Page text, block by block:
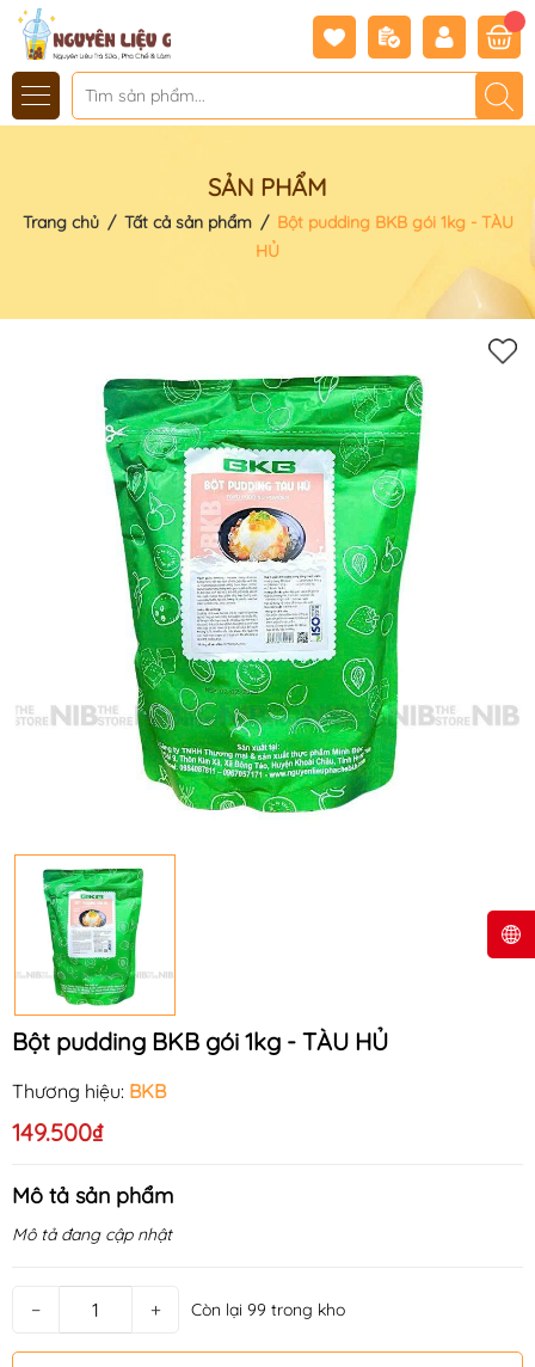
SẢN PHẨM
Trang chủ / Tất cả sản phẩm / Bột pudding BKB gói 1kg - TÀU
HỦ
Bột pudding BKB gói 1kg - TÀU HỦ
Thương hiệu: BKB
149.500₫
Mô tả sản phẩm
Mô tả đang cập nhật
− + Còn lại 99 trong kho